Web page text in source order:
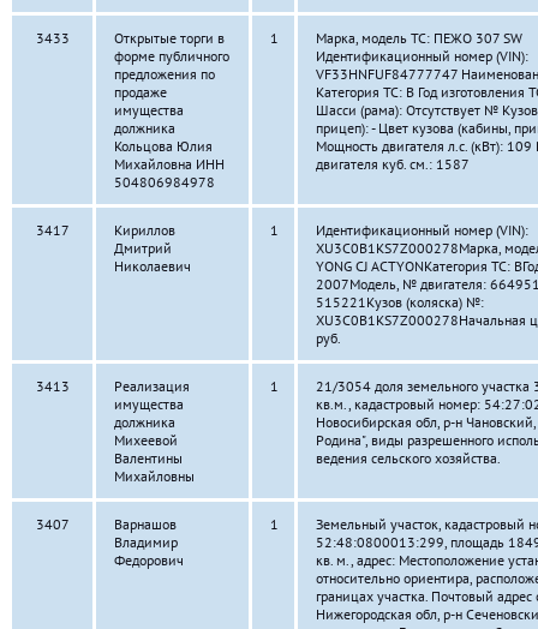
3433
Открытые торги в
форме публичного
предложения по
продаже
имущества
должника
Кольцова Юлия
Михайловна ИНН
504806984978
1
Марка, модель ТС: ПЕЖО 307 SW
Идентификационный номер (VIN):
VF33HNFUF84777747
Категория ТС: В Год
Шасси (рама): Отсутствует №
прицеп): - Цвет кузова (кабины,
Мощность двигателя л.с. (кВт):
двигателя куб. см.: 1587
3417
Кириллов
Дмитрий
Николаевич
1
Идентификационный номер (VIN):
XU3C0B1KS7Z000278Марка,
YONG CJ ACTYONКатегория ТС:
2007Модель, № двигателя:
515221Кузов (коляска) №:
XU3C0B1KS7Z000278Начальная
руб.
3413
Реализация
имущества
должника
Михеевой
Валентины
Михайловны
1
21/3054 доля земельного
кв.м., кадастровый номер:
Новосибирская обл, р-н
Родина", виды разрешенного
ведения сельского хозяйства.
3407
Варнашов
Владимир
Федорович
1
Земельный участок, кадастровый
52:48:0800013:299, площадь
кв. м., адрес: Местоположение
относительно ориентира,
границах участка. Почтовый адрес
Нижегородская обл, р-н